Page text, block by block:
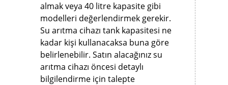
almak veya 40 litre kapasite gibi
modelleri değerlendirmek gerekir.
Su arıtma cihazı tank kapasitesi ne
kadar kişi kullanacaksa buna göre
belirlenebilir. Satın alacağınız su
arıtma cihazı öncesi detaylı
bilgilendirme için talepte